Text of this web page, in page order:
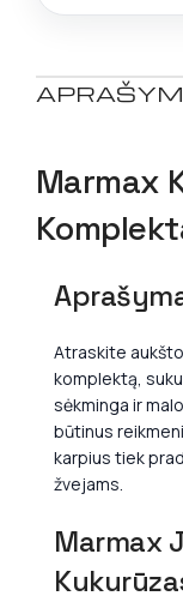
Marmax
Atraskite
komplektą,
sėkminga ir
būtinus
karpius tiek
žvejams.
Marmax